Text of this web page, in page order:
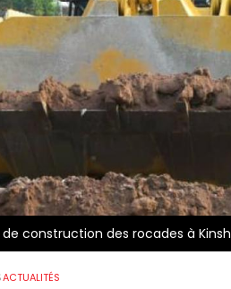
construction des rocades à
ACTUALITÉS